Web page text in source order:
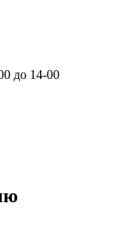
до 14-00